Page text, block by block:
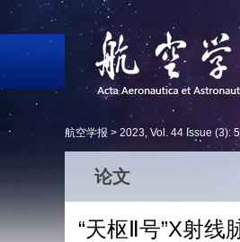
航空学报 > 2023, Vol. 44 Issue (3):
论文
“天枢Ⅱ号”X射